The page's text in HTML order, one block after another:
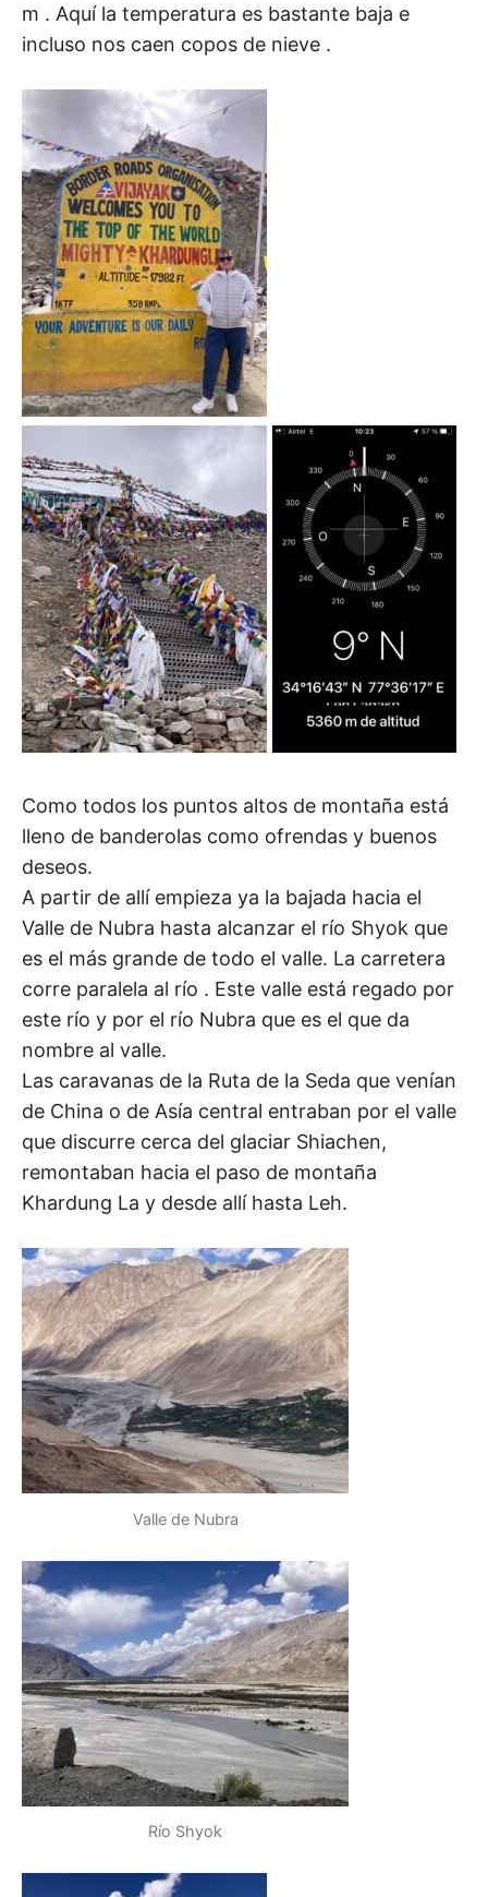
m . Aquí la temperatura es bastante baja e
incluso nos caen copos de nieve .
Como todos los puntos altos de montaña está
lleno de banderolas como ofrendas y buenos
deseos.
A partir de allí empieza ya la bajada hacia el
Valle de Nubra hasta alcanzar el río Shyok que
es el más grande de todo el valle. La carretera
corre paralela al río . Este valle está regado por
este río y por el río Nubra que es el que da
nombre al valle.
Las caravanas de la Ruta de la Seda que venían
de China o de Asía central entraban por el valle
que discurre cerca del glaciar Shiachen,
remontaban hacia el paso de montaña
Khardung La y desde allí hasta Leh.
Valle de Nubra
Río Shyok